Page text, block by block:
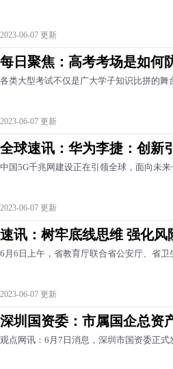
2023-06-07 更新
每日聚焦：高考考场是如何
各类大型考试不仅是广大学子知识比拼的
2023-06-07 更新
全球速讯：华为李捷：创新
中国5G千兆网建设正在引领全球，面向未
2023-06-07 更新
速讯：树牢底线思维 强化风
6月6日上午，省教育厅联合省公安厅、省
2023-06-07 更新
深圳国资委：市属国企总资
观点网讯：6月7日消息，深圳市国资委正